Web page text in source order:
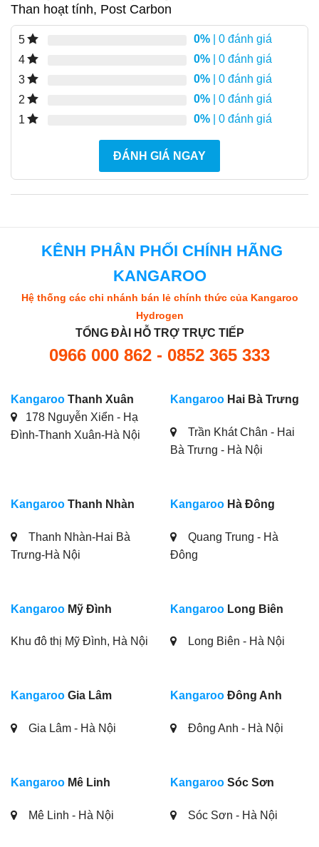
Than hoạt tính, Post Carbon
5 0% | 0 đánh giá
4
0% | 0 đánh giá
3
0% | 0 đánh giá
2
0% | 0 đánh giá
1
0% | 0 đánh giá
ĐÁNH GIÁ NGAY
KÊNH PHÂN PHỐI CHÍNH HÃNG
KANGAROO
Hệ thống các chi nhánh bán lẻ chính thức của Kangaroo
Hydrogen
TỔNG ĐÀI HỖ TRỢ TRỰC TIẾP
0966 000 862 - 0852 365 333
Kangaroo Thanh Xuân
178 Nguyễn Xiển - Hạ
Đình-Thanh Xuân-Hà Nội
Kangaroo Hai Bà Trưng
Trần Khát Chân - Hai
Bà Trưng - Hà Nội
Kangaroo Thanh Nhàn
Thanh Nhàn-Hai Bà
Trưng-Hà Nội
Kangaroo Hà Đông
Quang Trung - Hà
Đông
Kangaroo Mỹ Đình
Khu đô thị Mỹ Đình, Hà Nội
Kangaroo Long Biên
Long Biên - Hà Nội
Kangaroo Gia Lâm
Gia Lâm - Hà Nội
Kangaroo Đông Anh
Đông Anh - Hà Nội
Kangaroo Mê Linh
Mê Linh - Hà Nội
Kangaroo Sóc Sơn
Sóc Sơn - Hà Nội